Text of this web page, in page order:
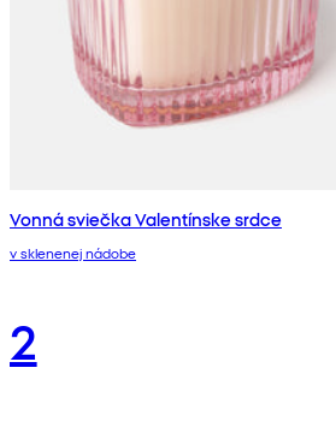
Vonná sviečka Valentínske srdce
v sklenenej nádobe
2